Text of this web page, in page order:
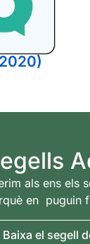
als ens els
en puguin
Baixa el segell